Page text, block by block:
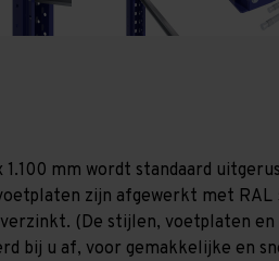
mm wordt standaard
zijn afgewerkt met
(De stijlen, voetplaten
bij u af, voor gemakkelijke en